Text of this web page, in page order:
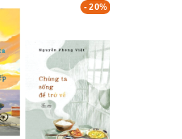
- 20%